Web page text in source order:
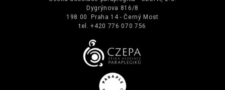
Dygrýnova 816/8
198 00 Praha 14 - Černý Most
tel. +420 776 070 756